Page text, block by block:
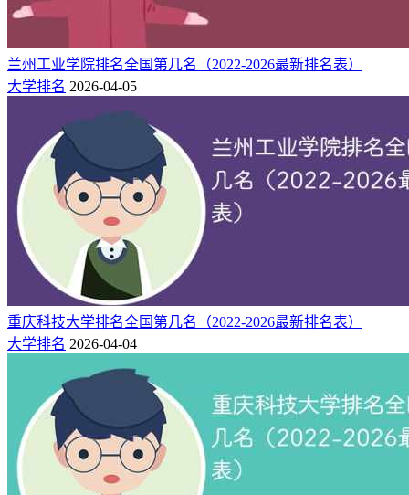
兰州工业学院排名全国第几名（2022-2026最新排名表）
大学排名 2026-04-05
重庆科技大学排名全国第几名（2022-2026最新排名表）
大学排名 2026-04-04